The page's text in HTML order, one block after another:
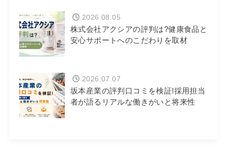
株式会社アクシアの評判は?健康食品と
安心サポートへのこだわりを取材
2026.08.05
坂本産業の評判口コミを検証!採用担当
者が語るリアルな働きがいと将来性
2026.07.07